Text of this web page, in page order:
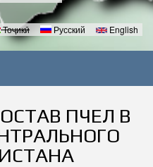
Тоҷикӣ Русский English
ПЧЕЛ В